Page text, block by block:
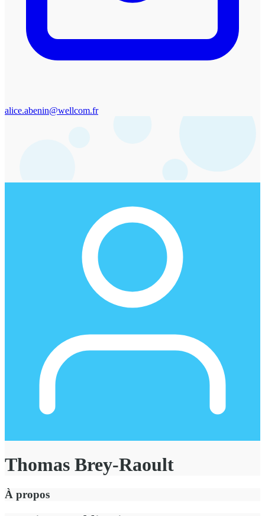
alice.abenin@wellcom.fr
Thomas Brey-Raoult
À propos